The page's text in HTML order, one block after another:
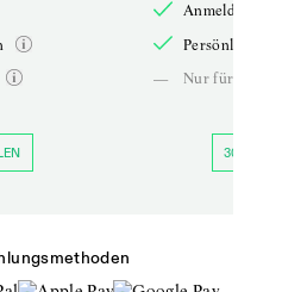
Anmelden
Persönliche
—
Nur für
30 TAGE